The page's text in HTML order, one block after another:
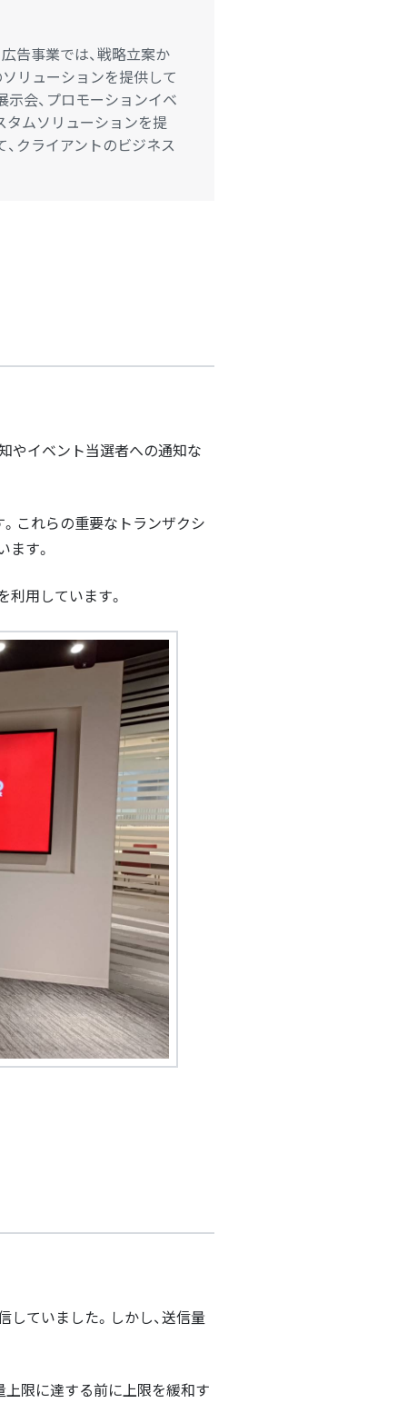
告事業では、戦略立案か
リューションを提供して
会、プロモーションイベ
タムソリューションを提
クライアントのビジネス
やイベント当選者への通知な
これらの重要なトランザクシ
す。
用しています。
ていました。しかし、送信量
上限に達する前に上限を緩和す